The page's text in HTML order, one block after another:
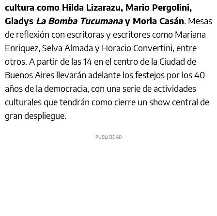
cultura como Hilda Lizarazu, Mario Pergolini,
Gladys La Bomba Tucumanay Moria Casán. Mesas
de reflexión con escritoras y escritores como Mariana
Enriquez, Selva Almada y Horacio Convertini, entre
otros. A partir de las 14 en el centro de la Ciudad de
Buenos Aires llevarán adelante los festejos por los 40
años de la democracia, con una serie de actividades
culturales que tendrán como cierre un show central de
gran despliegue.